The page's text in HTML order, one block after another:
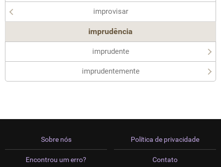
improvisar
imprudência
imprudente
imprudentemente
Sobre nós
Encontrou um erro?
Política de privacidade
Contato